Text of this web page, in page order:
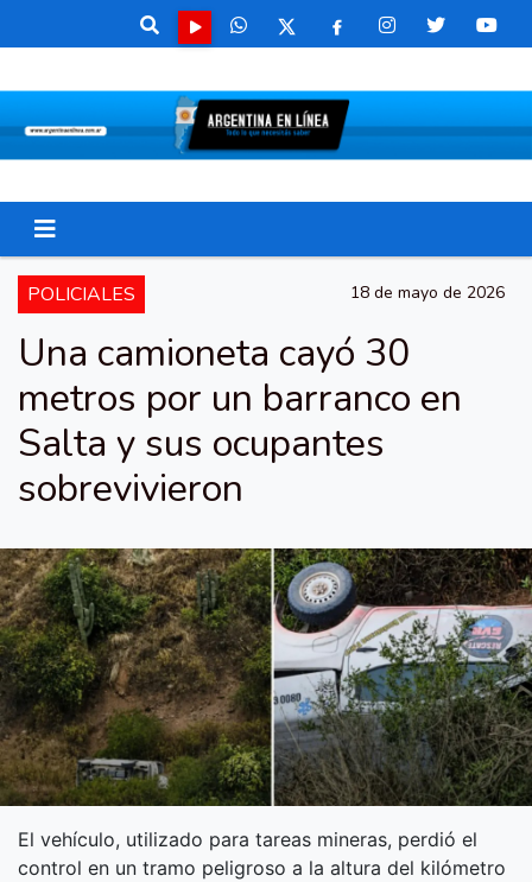
POLICIALES 18 de mayo de 2026
Una camioneta cayó 30
metros por un barranco en
Salta y sus ocupantes
sobrevivieron
El vehículo, utilizado para tareas mineras, perdió el
control en un tramo peligroso a la altura del kilómetro